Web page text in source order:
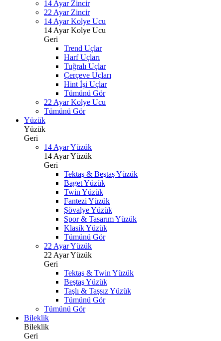
14 Ayar Zincir
22 Ayar Zincir
14 Ayar Kolye Ucu
14 Ayar Kolye Ucu
Geri
Trend Uçlar
Harf Uçları
Tuğralı Uçlar
Çerçeve Uçları
Hint İşi Uçlar
Tümünü Gör
22 Ayar Kolye Ucu
Tümünü Gör
Yüzük
Yüzük
Geri
14 Ayar Yüzük
14 Ayar Yüzük
Geri
Tektaş & Beştaş Yüzük
Baget Yüzük
Twin Yüzük
Fantezi Yüzük
Şövalye Yüzük
Spor & Tasarım Yüzük
Klasik Yüzük
Tümünü Gör
22 Ayar Yüzük
22 Ayar Yüzük
Geri
Tektaş & Twin Yüzük
Beştaş Yüzük
Taşlı & Taşsız Yüzük
Tümünü Gör
Tümünü Gör
Bileklik
Bileklik
Geri